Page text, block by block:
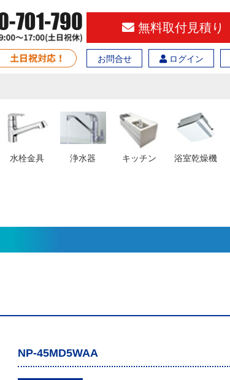
無料取付見積り
お問合せ ログイン
水栓金具 浄水器 キッチン 浴室乾燥機
NP-45MD5WAA